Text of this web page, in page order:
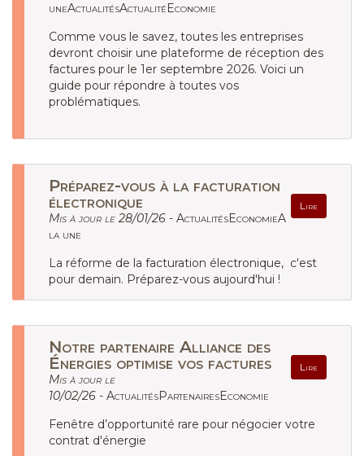
uneActualitésActualitéEconomie
Comme vous le savez, toutes les entreprises
devront choisir une plateforme de réception des
factures pour le 1er septembre 2026. Voici un
guide pour répondre à toutes vos
problématiques.
Préparez-vous à la facturation
électronique
Lire
Mis à jour le 28/01/26 - ActualitésEconomieA
la une
La réforme de la facturation électronique, c'est
pour demain. Préparez-vous aujourd'hui !
Notre partenaire Alliance des
Énergies optimise vos factures
Lire
Mis à jour le
10/02/26 - ActualitésPartenairesEconomie
Fenêtre d’opportunité rare pour négocier votre
contrat d'énergie